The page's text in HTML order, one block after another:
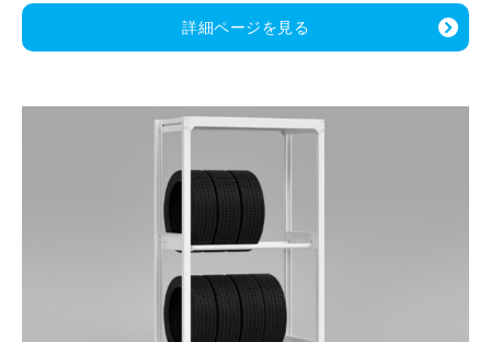
豊富で、安全かつ柔軟に活用できます。
詳細ページを見る